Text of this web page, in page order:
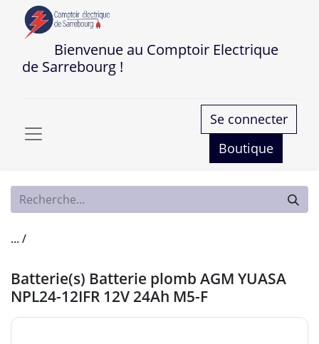
Bienvenue au Comptoir Electrique
de Sarrebourg !
Se connecter
Boutique
... /
Batterie(s) Batterie plomb AGM YUASA
NPL24-12IFR 12V 24Ah M5-F